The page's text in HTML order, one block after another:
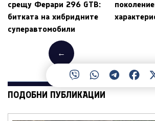
срещу Ферари 296 GTB:
битката на хибридните
суперавтомобили
←
ПОДОБНИ ПУБЛИКАЦИИ